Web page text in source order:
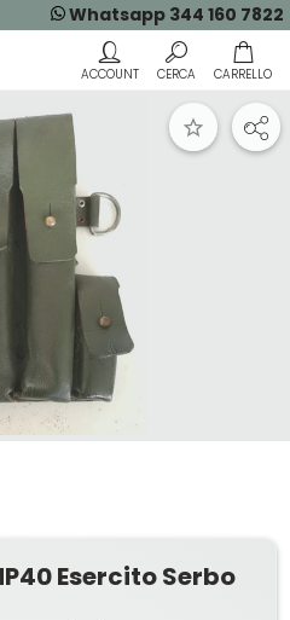
Whatsapp 344 160 7822
Esercito Serbo